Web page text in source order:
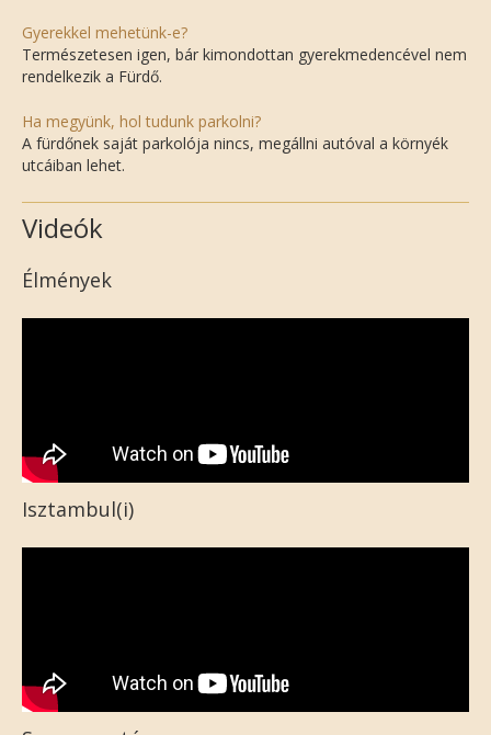
Gyerekkel mehetünk-e?
Természetesen igen, bár kimondottan gyerekmedencével nem
rendelkezik a Fürdő.
Ha megyünk, hol tudunk parkolni?
A fürdőnek saját parkolója nincs, megállni autóval a környék
utcáiban lehet.
Videók
Élmények
Isztambul(i)